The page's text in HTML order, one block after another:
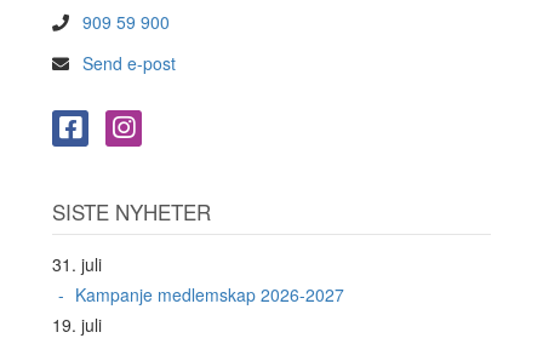
909 59 900
Send e-post
SISTE NYHETER
31. juli
Kampanje medlemskap 2026-2027
19. juli